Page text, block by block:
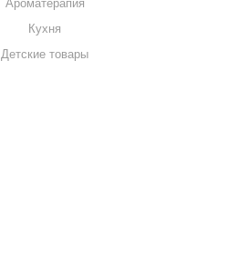
Ароматерапия
Кухня
Детские товары